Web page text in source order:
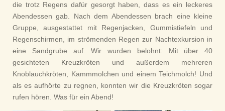
die trotz Regens dafür gesorgt haben, dass es ein leckeres
Abendessen gab. Nach dem Abendessen brach eine kleine
Gruppe, ausgestattet mit Regenjacken, Gummistiefeln und
Regenschirmen, im strömenden Regen zur Nachtexkursion in
eine Sandgrube auf. Wir wurden belohnt: Mit über 40
gesichteten Kreuzkröten und außerdem mehreren
Knoblauchkröten, Kammmolchen und einem Teichmolch! Und
als es aufhörte zu regnen, konnten wir die Kreuzkröten sogar
rufen hören. Was für ein Abend!